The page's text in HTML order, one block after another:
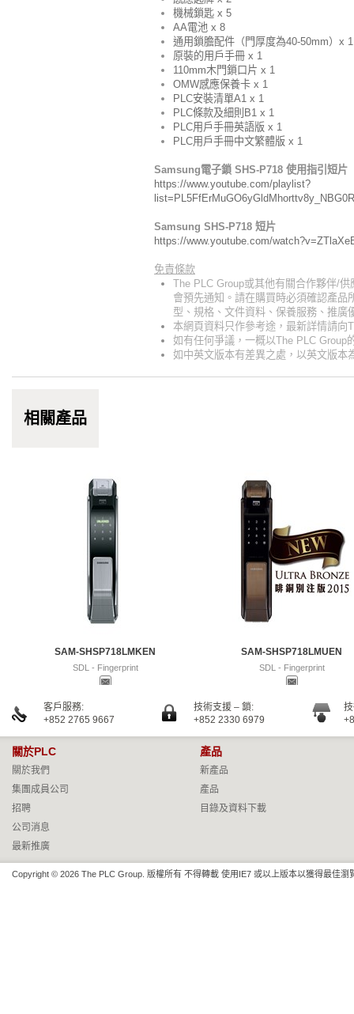
機械鎖匙 x 5
AA電池 x 8
通用鎖膽配件（ 門 厚度為40-50mm）x 1
原裝的用戶手冊 x 1
110mm木門鎖口片 x 1
OMW感應保養卡 x 1
PLC安裝清單A1 x 1
PLC條款及細則B1 x 1
PLC用戶手冊英語版 x 1
PLC用戶手冊中文繁體版 x 1
Samsung電子鎖 SHS-P718 使用指引短片
https://www.youtube.com/playlist?
Samsung SHS-P718 短片
https://www.youtube.com/
免責條款
The PLC Group或其他有關合作夥伴/
會預先通知。請在購買時必須確認產品
型、規格、文件資料、保養服務、推廣
本網頁資料只作參考途，最新詳情請向
如有任何爭議，一概以The PLC Group
如中英文版本有差異之處，以英文版本
相關產品
SAM-SHSP718LMKEN
SDL - Fingerprint
SAM-SHSP718LMUEN
SDL - Fingerprint
客戶服務:
+852 2765 9667
技術支援 – 鎖:
+852 2330 6979
關於PLC
關於我們
集團成員公司
招聘
公司消息
最新推廣
產品
新產品
產品
目錄及資料下載
Copyright © 2026 The PLC Group. 版權所有 不得轉載 使用IE7 或以上版本以獲得最佳瀏